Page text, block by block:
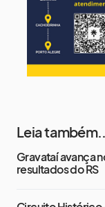
Leia
Gravataí avança
resultados do RS